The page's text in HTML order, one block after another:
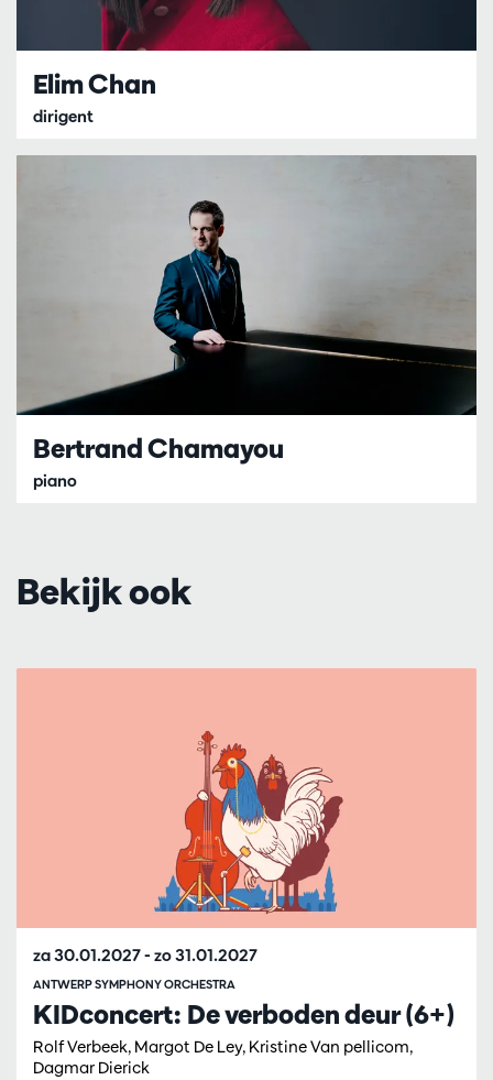
Elim Chan
dirigent
Bertrand Chamayou
piano
Bekijk ook
KIDconcert: De verboden deur (6+)
Rolf Verbeek, Margot De Ley, Kristine Van pellicom,
Dagmar Dierick
ANTWERP SYMPHONY ORCHESTRA
za 30.01.2027- zo 31.01.2027